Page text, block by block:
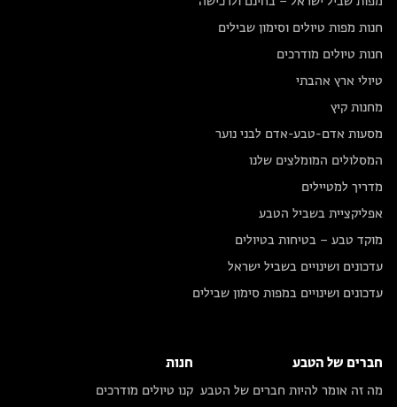
חנות מפות טיולים וסימון שבילים
חנות טיולים מודרכים
טיולי ארץ אהבתי
מחנות קיץ
מסעות אדם-טבע-אדם לבני נוער
המסלולים המומלצים שלנו
מדריך למטיילים
אפליקציית בשביל הטבע
מוקד טבע – בטיחות בטיולים
עדכונים ושינויים בשביל ישראל
עדכונים ושינויים במפות סימון שבילים
חברים של הטבע
מה זה אומר להיות חברים של הטבע
חנות
קנו טיולים מודרכים